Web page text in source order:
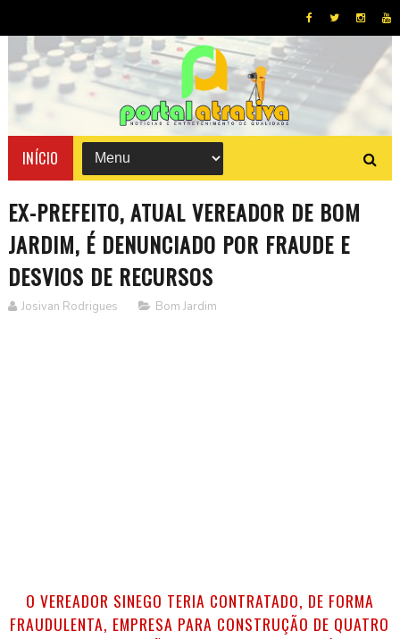
INÍCIO
EX-PREFEITO, ATUAL VEREADOR DE BOM
JARDIM, É DENUNCIADO POR FRAUDE E
DESVIOS DE RECURSOS
Josivan Rodrigues Bom Jardim
O VEREADOR SINEGO TERIA CONTRATADO, DE FORMA
FRAUDULENTA, EMPRESA PARA CONSTRUÇÃO DE QUATRO